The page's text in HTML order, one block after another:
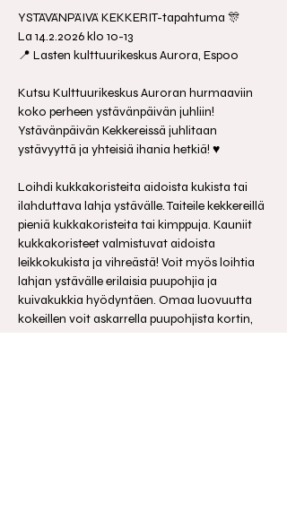
YSTÄVÄNPÄIVÄ KEKKERIT-tapahtuma 🎊
La 14.2.2026 klo 10-13
📍 Lasten kulttuurikeskus Aurora, Espoo
Kutsu Kulttuurikeskus Auroran hurmaaviin
koko perheen ystävänpäivän juhliin!
Ystävänpäivän Kekkereissä juhlitaan
ystävyyttä ja yhteisiä ihania hetkiä! ♥️
Loihdi kukkakoristeita aidoista kukista tai
ilahduttava lahja ystävälle. Taiteile kekkereillä
pieniä kukkakoristeita tai kimppuja. Kauniit
kukkakoristeet valmistuvat aidoista
leikkokukista ja vihreästä! Voit myös loihtia
lahjan ystävälle erilaisia puupohjia ja
kuivakukkia hyödyntäen. Omaa luovuutta
kokeillen voit askarrella puupohjista kortin,